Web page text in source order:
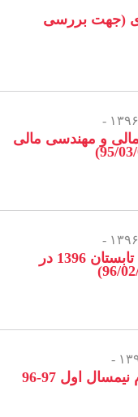
(جهت بررسی
و مهندسی مالی
اطلاعیه برگزاری ترم تابستان 1396 در
اول 97-96